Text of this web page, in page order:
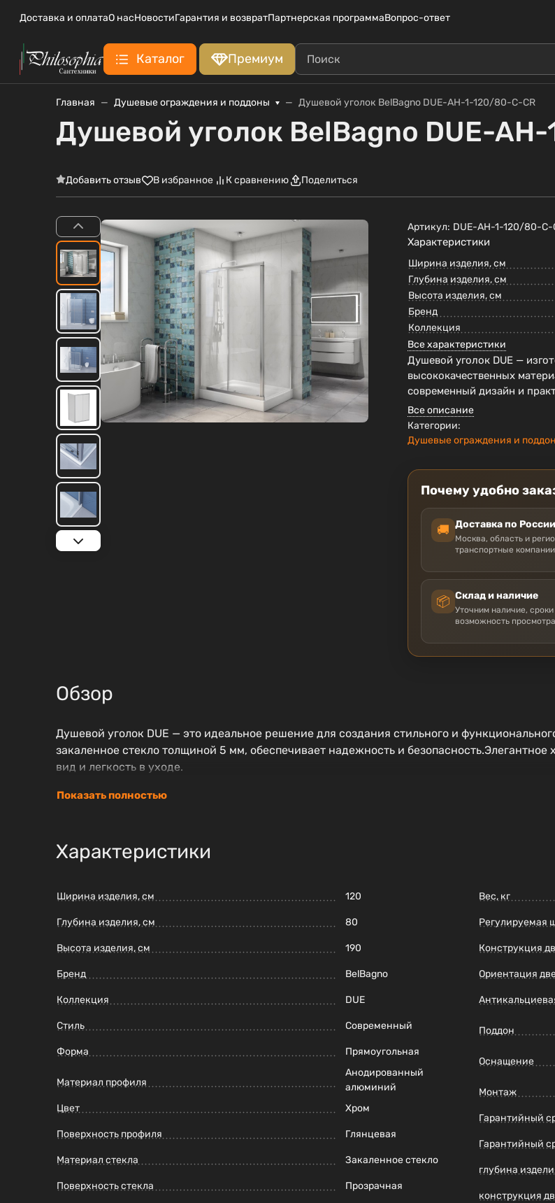
Доставка и оплатаО насНовостиГарантия и возвратПартнерская программаВопрос-ответ
Каталог Премиум
Главная Душевые ограждения и поддоны Душевой уголок BelBagno DUE-AH-1-120/80-C-CR
Душевой уголок BelBagno DUE-
Добавить отзыв В избранное К сравнению Поделиться
Артикул: DUE-AH-1-120/80-C-
Характеристики
Ширина изделия, см
Глубина изделия, см
Высота изделия, см
Бренд
Коллекция
Все характеристики
Душевой уголок DUE —
высококачественных
современный дизайн и
Все описание
Категории:
Душевые ограждения и
Почему удобно
🚚 Доставка по России
Москва, область и
транспортные
📦 Склад и наличие
Уточним наличие,
возможность
Обзор
Душевой уголок DUE — это идеальное решение для создания стильного и
закаленное стекло толщиной 5 мм, обеспечивает надежность и
вид и легкость в уходе.
Показать полностью
Характеристики
Ширина изделия, см 120
Глубина изделия, см 80
Высота изделия, см 190
Бренд BelBagno
Коллекция DUE
Стиль Современный
Форма Прямоугольная
Материал профиля
Анодированный
алюминий
Цвет
Хром
Поверхность профиля Глянцевая
Материал стекла Закаленное стекло
Поверхность стекла Прозрачная
Вес, кг
Регулируемая
Конструкция
Ориентация
Поддон
Оснащение
Монтаж
Гарантийный
Гарантийный
глубина
конструкция